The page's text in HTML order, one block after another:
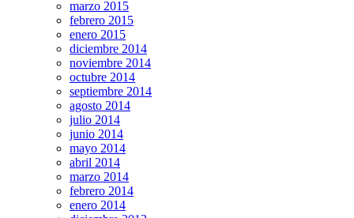
marzo 2015
febrero 2015
enero 2015
diciembre 2014
noviembre 2014
octubre 2014
septiembre 2014
agosto 2014
julio 2014
junio 2014
mayo 2014
abril 2014
marzo 2014
febrero 2014
enero 2014